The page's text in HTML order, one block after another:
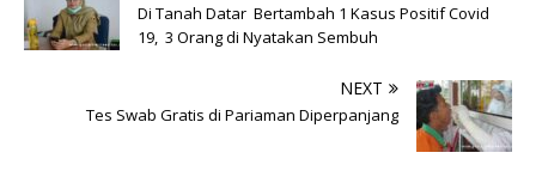
Di Tanah Datar Bertambah 1 Kasus Positif Covid
19, 3 Orang di Nyatakan Sembuh
NEXT
Tes Swab Gratis di Pariaman Diperpanjang